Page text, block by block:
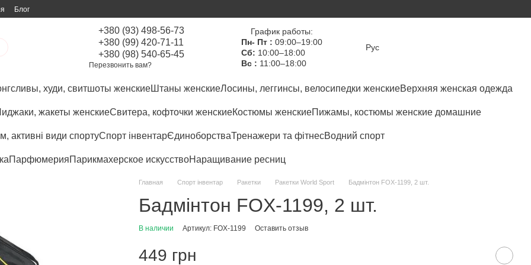
Блог
+380 (93) 498-56-73
+380 (99) 420-71-11
+380 (98) 540-65-45
Перезвонить вам?
График работы:
Пн- Пт : 09:00–19:00
Сб: 10:00–18:00
Вс : 11:00–18:00
Рус
худи, свитшоты женскиеШтаны женскиеЛосины, леггинсы, велосипедки женскиеВерхняя женская одежда
жакеты женскиеСвитера, кофточки женскиеКостюмы женскиеПижамы, костюмы женские домашние
активні види спортуСпорт інвентарЄдиноборстваТренажери та фітнесВодний спорт
ПарфюмерияПарикмахерское искусствоНаращивание ресниц
Главная Спорт інвентар Ракетки Ракетки World Sport Бадмінтон FOX-1199, 2 шт.
Бадмінтон FOX-1199, 2 шт.
В наличии Артикул: FOX-1199 Оставить отзыв
449 грн